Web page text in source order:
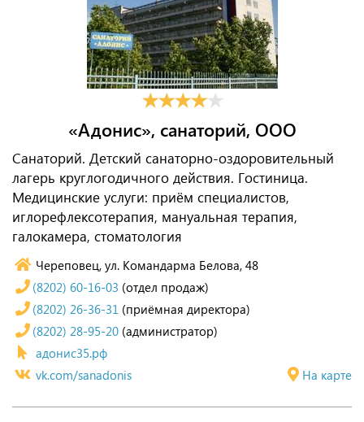
«Адонис», санаторий, ООО
Санаторий. Детский санаторно-оздоровительный
лагерь круглогодичного действия. Гостиница.
Медицинские услуги: приём специалистов,
иглорефлексотерапия, мануальная терапия,
галокамера, стоматология
Череповец, ул. Командарма Белова, 48
На карте
(8202) 60-16-03 (отдел продаж)
(8202) 26-36-31 (приёмная директора)
(8202) 28-95-20 (администратор)
адонис35.рф
vk.com/sanadonis